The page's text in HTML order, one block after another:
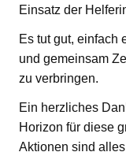
Einsatz der
Es tut gut, einfach
und gemeinsam
zu verbringen.
Ein herzliches
Horizon für diese
Aktionen sind